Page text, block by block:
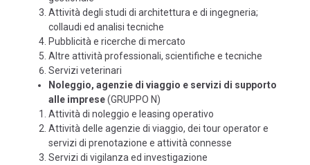
Attività degli studi di architettura e di ingegneria;
collaudi ed analisi tecniche
Pubblicità e ricerche di mercato
Altre attività professionali, scientifiche e tecniche
Servizi veterinari
Noleggio, agenzie di viaggio e servizi di supporto
alle imprese(GRUPPO N)
Attività di noleggio e leasing operativo
Attività delle agenzie di viaggio, dei tour operator e
servizi di prenotazione e attività connesse
Servizi di vigilanza ed investigazione